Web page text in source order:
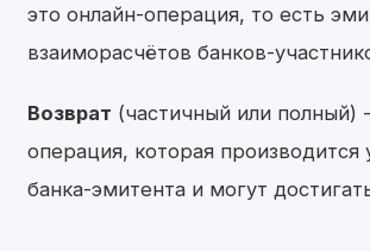
это онлайн-операция, то есть
взаиморасчётов банков-
Возврат (частичный или полный)
операция, которая
банка-эмитента и могут